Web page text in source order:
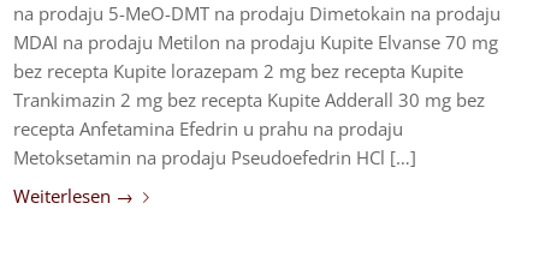
na prodaju 5-MeO-DMT na prodaju Dimetokain na prodaju
MDAI na prodaju Metilon na prodaju Kupite Elvanse 70 mg
bez recepta Kupite lorazepam 2 mg bez recepta Kupite
Trankimazin 2 mg bez recepta Kupite Adderall 30 mg bez
recepta Anfetamina Efedrin u prahu na prodaju
Metoksetamin na prodaju Pseudoefedrin HCl […]
Weiterlesen →